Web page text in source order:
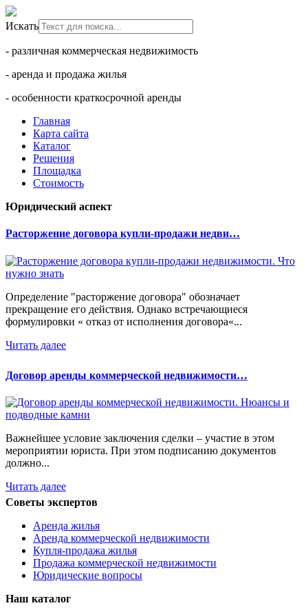
Искать
- различная коммерческая недвижимость
- аренда и продажа жилья
- особенности краткосрочной аренды
Главная
Карта сайта
Каталог
Решения
Площадка
Стоимость
Юридический аспект
Расторжение договора купли-продажи недви…
Определение "расторжение договора" обозначает
прекращение его действия. Однако встречающиеся
формулировки « отказ от исполнения договора«...
Читать далее
Договор аренды коммерческой недвижимости…
Важнейшее условие заключения сделки – участие в этом
мероприятии юриста. При этом подписанию документов
должно...
Читать далее
Советы экспертов
Аренда жилья
Аренда коммерческой недвижимости
Купля-продажа жилья
Продажа коммерческой недвижимости
Юридические вопросы
Наш каталог